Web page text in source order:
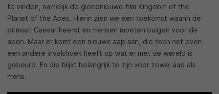
te vinden, namelijk de gloednieuwe film Kingdom of the
Planet of the Apes. Hierin zien we een toekomst waarin de
primaat Caesar heerst en mensen moeten buigen voor de
apen. Maar er komt een nieuwe aap aan, die toch net even
een andere invalshoek heeft op wat er met de wereld is
gebeurd. En die blijkt belangrijk te zijn voor zowel aap als
mens.